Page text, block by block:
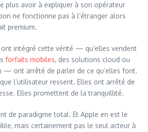
plus avoir à expliquer à son opérateur
ne fonctionne pas à l’étranger alors
premium.
ont intégré cette vérité — qu’elles vendent
forfaits mobiles, des solutions cloud ou
— ont arrêté de parler de ce qu’elles font.
l’utilisateur ressent. Elles ont arrêté de
Elles promettent de la tranquillité.
de paradigme total. Et Apple en est le
mais certainement pas le seul acteur à